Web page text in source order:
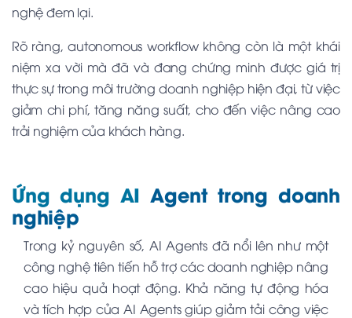
nghệ đem lại.
Rõ ràng, autonomous workflow không còn là một khái
niệm xa vời mà đã và đang chứng minh được giá trị
thực sự trong môi trường doanh nghiệp hiện đại, từ việc
giảm chi phí, tăng năng suất, cho đến việc nâng cao
trải nghiệm của khách hàng.
Ứng dụng AI Agent trong doanh
nghiệp
Trong kỷ nguyên số, AI Agents đã nổi lên như một
công nghệ tiên tiến hỗ trợ các doanh nghiệp nâng
cao hiệu quả hoạt động. Khả năng tự động hóa
và tích hợp của AI Agents giúp giảm tải công việc